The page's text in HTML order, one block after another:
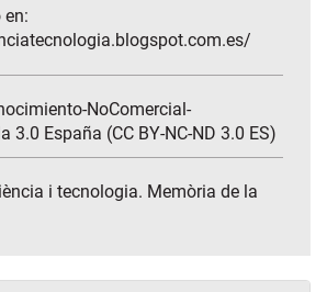
NoComercial-
3.0 España (CC BY-NC-ND 3.0 ES)
i tecnologia. Memòria de la